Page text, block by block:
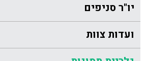
יו"ר סניפים
ועדות צוות